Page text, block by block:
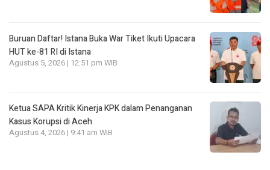
Buruan Daftar! Istana Buka War Tiket Ikuti Upacara
HUT ke-81 RI di Istana
Agustus 5, 2026 | 12:51 pm WIB
Ketua SAPA Kritik Kinerja KPK dalam Penanganan
Kasus Korupsi di Aceh
Agustus 4, 2026 | 9:41 am WIB